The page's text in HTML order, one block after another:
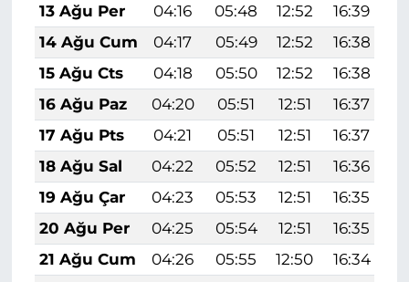
13 Ağu Per
04:16 05:48 12:52 16:39
14 Ağu Cum
04:17 05:49 12:52 16:38
15 Ağu Cts
04:18 05:50 12:52 16:38
16 Ağu Paz
04:20 05:51 12:51 16:37
17 Ağu Pts
04:21 05:51 12:51 16:37
18 Ağu Sal
04:22 05:52 12:51 16:36
19 Ağu Çar
04:23 05:53 12:51 16:35
20 Ağu Per
04:25 05:54 12:51 16:35
21 Ağu Cum
04:26 05:55 12:50 16:34